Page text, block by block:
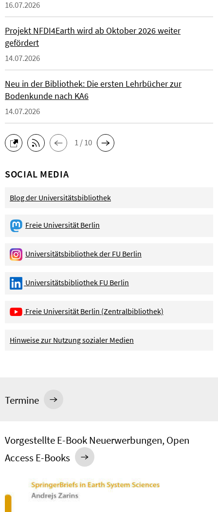
16.07.2026
Projekt NFDI4Earth wird ab Oktober 2026 weiter
gefördert
14.07.2026
Neu in der Bibliothek: Die ersten Lehrbücher zur
Bodenkunde nach KA6
14.07.2026
1 / 10
SOCIAL MEDIA
Blog der Universitätsbibliothek
Freie Universität Berlin
Universitätsbibliothek der FU Berlin
Universitätsbibliothek FU Berlin
Freie Universität Berlin (Zentralbibliothek)
Hinweise zur Nutzung sozialer Medien
Termine
Vorgestellte E-Book Neuerwerbungen, Open
Access E-Books